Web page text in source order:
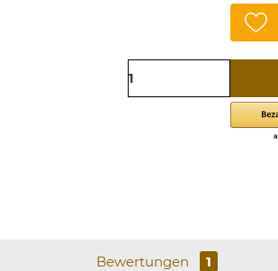
Bewertungen 1